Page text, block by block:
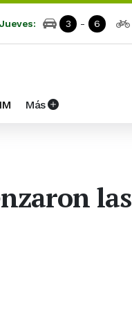
Jueves: 3 - 6
Más
las